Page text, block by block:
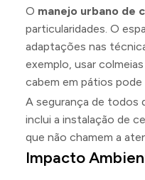
O manejo urbano de
particularidades. O
adaptações nas
exemplo, usar
cabem em pátios pode
A segurança de todos
inclui a instalação de
que não chamem a
Impacto